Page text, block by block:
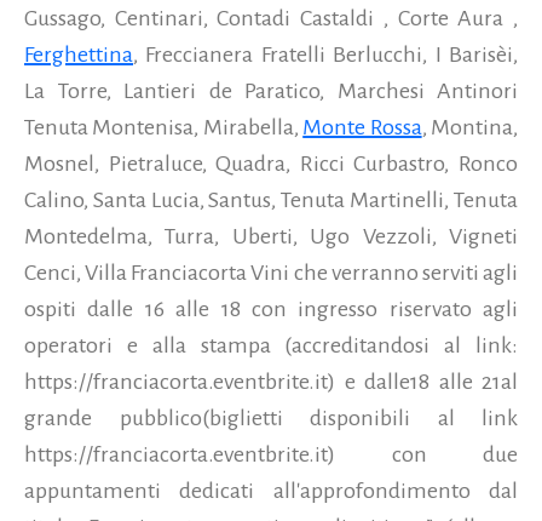
Gussago, Centinari, Contadi Castaldi , Corte Aura ,
Ferghettina, Freccianera Fratelli Berlucchi, I Barisèi,
La Torre, Lantieri de Paratico, Marchesi Antinori
Tenuta Montenisa, Mirabella, Monte Rossa, Montina,
Mosnel, Pietraluce, Quadra, Ricci Curbastro, Ronco
Calino, Santa Lucia, Santus, Tenuta Martinelli, Tenuta
Montedelma, Turra, Uberti, Ugo Vezzoli, Vigneti
Cenci, Villa Franciacorta Vini che verranno serviti agli
ospiti dalle 16 alle 18 con ingresso riservato agli
operatori e alla stampa (accreditandosi al link:
https://franciacorta.eventbrite.it) e dalle18 alle 21al
grande pubblico(biglietti disponibili al link
https://franciacorta.eventbrite.it) con due
appuntamenti dedicati all'approfondimento dal